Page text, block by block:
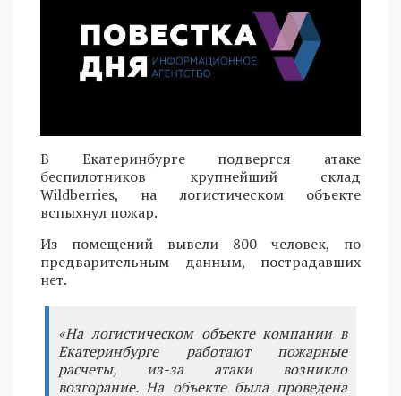
В Екатеринбурге подвергся атаке
беспилотников крупнейший склад
Wildberries, на логистическом объекте
вспыхнул пожар.
Из помещений вывели 800 человек, по
предварительным данным, пострадавших
нет.
«На логистическом объекте компании в
Екатеринбурге работают пожарные
расчеты, из-за атаки возникло
возгорание. На объекте была проведена